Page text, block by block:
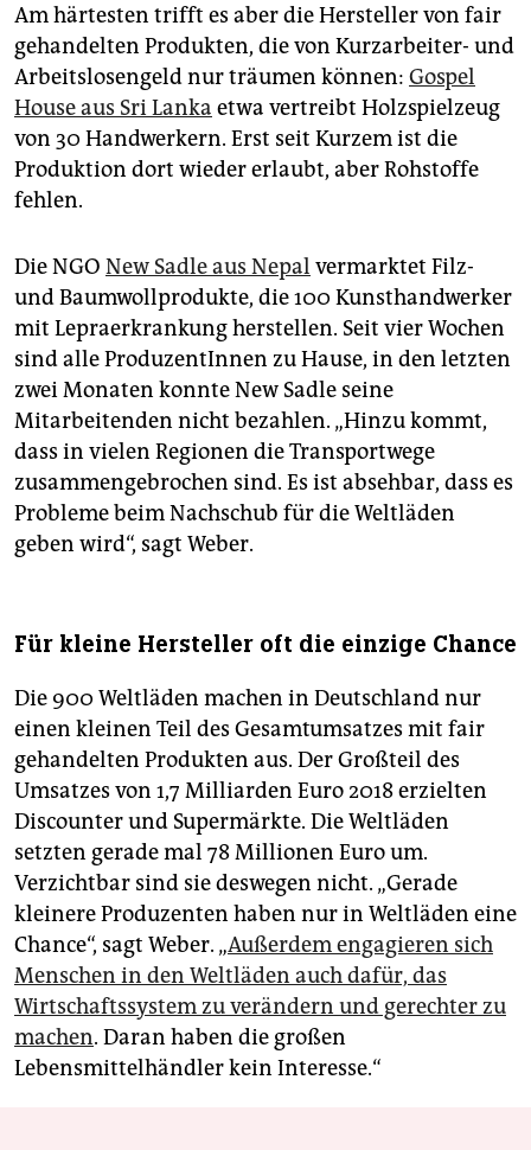
Am härtesten trifft es aber die Hersteller von fair
gehandelten Produkten, die von Kurzarbeiter- und
Arbeitslosengeld nur träumen können: Gospel
House aus Sri Lanka etwa vertreibt Holzspielzeug
von 30 Handwerkern. Erst seit Kurzem ist die
Produktion dort wieder erlaubt, aber Rohstoffe
fehlen.
Die NGO New Sadle aus Nepal vermarktet Filz-
und Baumwollprodukte, die 100 Kunsthandwerker
mit Lepraerkrankung herstellen. Seit vier Wochen
sind alle ProduzentInnen zu Hause, in den letzten
zwei Monaten konnte New Sadle seine
Mitarbeitenden nicht bezahlen. „Hinzu kommt,
dass in vielen Regionen die Transportwege
zusammengebrochen sind. Es ist absehbar, dass es
Probleme beim Nachschub für die Weltläden
geben wird“, sagt Weber.
Für kleine Hersteller oft die einzige Chance
Die 900 Weltläden machen in Deutschland nur
einen kleinen Teil des Gesamtumsatzes mit fair
gehandelten Produkten aus. Der Großteil des
Umsatzes von 1,7 Milliarden Euro 2018 erzielten
Discounter und Supermärkte. Die Weltläden
setzten gerade mal 78 Millionen Euro um.
Verzichtbar sind sie deswegen nicht. „Gerade
kleinere Produzenten haben nur in Weltläden eine
Chance“, sagt Weber. „Außerdem engagieren sich
Menschen in den Weltläden auch dafür, das
Wirtschaftssystem zu verändern und gerechter zu
machen. Daran haben die großen
Lebensmittelhändler kein Interesse.“